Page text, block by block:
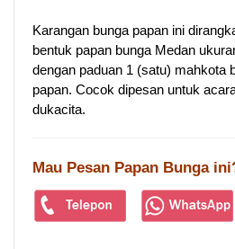
Karangan bunga papan ini
bentuk papan bunga Medan
dengan paduan 1 (satu) mahkota
papan. Cocok dipesan untuk
dukacita.
Mau Pesan Papan Bunga